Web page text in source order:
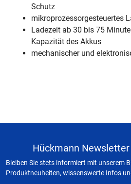
Schutz
mikroprozessorgesteuertes
Ladezeit ab 30 bis 75
Kapazität des Akkus
mechanischer und
Hückmann Newsletter
Bleiben Sie stets informiert mit unserem
Produktneuheiten, wissenswerte Infos